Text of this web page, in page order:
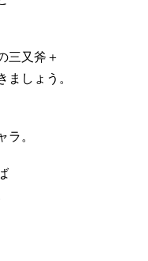
三又斧＋
ましょう。
ラ。